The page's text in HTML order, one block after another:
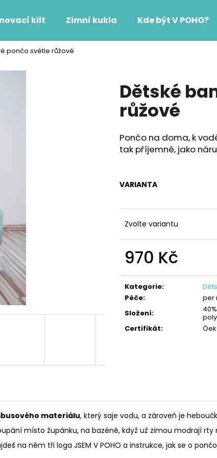
kilt Zimní kukla Kde být V POHO?
pončo světle růžové
Dětské
růžové
Pončo na doma, k
tak příjemně, jako
VARIANTA
Zvolte variantu
970 Kč
cena:
Kategorie:
Péče:
per
Složení:
Certifikát:
materiálu, který saje vodu, a zároveň je
místo župánku, na bazéně, když už zimou modrají
na něm tři loga JSEM V POHO a instrukce, jak se o
Co potřebujete najít?
HLEDAT